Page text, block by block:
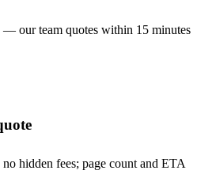
our team quotes within 15 minutes
hidden fees; page count and ETA